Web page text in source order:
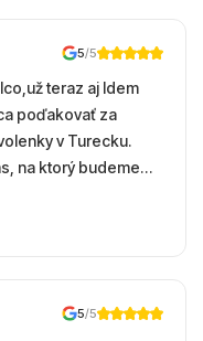
5/5
teraz aj Idem
poďakovať za
v Turecku.
na ktorý budeme
prebehlo
zájazdu, cez
najviac: ​Skvelé
a starostliví
5/5